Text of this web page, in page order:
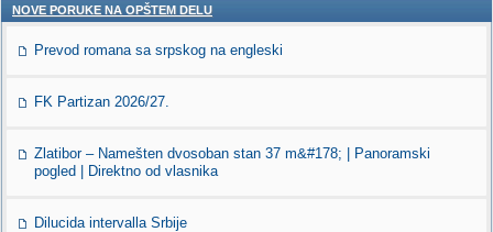
NOVE PORUKE NA OPŠTEM DELU
Prevod romana sa srpskog na engleski
FK Partizan 2026/27.
Zlatibor – Namešten dvosoban stan 37 m&#178; | Panoramski
pogled | Direktno od vlasnika
Dilucida intervalla Srbije